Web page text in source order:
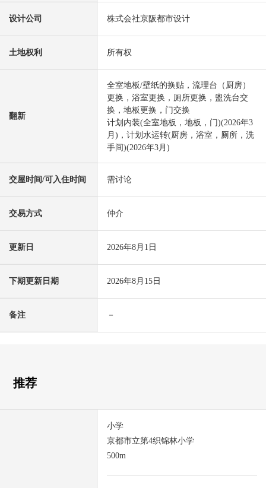
设计公司 株式会社京阪都市设计
土地权利 所有权
翻新
全室地板/壁纸的换贴，流理台（厨房）
更换，浴室更换，厕所更换，盥洗台交
换，地板更换，门交换
计划内装(全室地板，地板，门)(2026年3
月)，计划水运转(厨房，浴室，厕所，洗
手间)(2026年3月)
交屋时间/可入住时间 需讨论
交易方式 仲介
更新日 2026年8月1日
下期更新日期 2026年8月15日
备注 －
推荐
小学
京都市立第4织锦林小学
500m